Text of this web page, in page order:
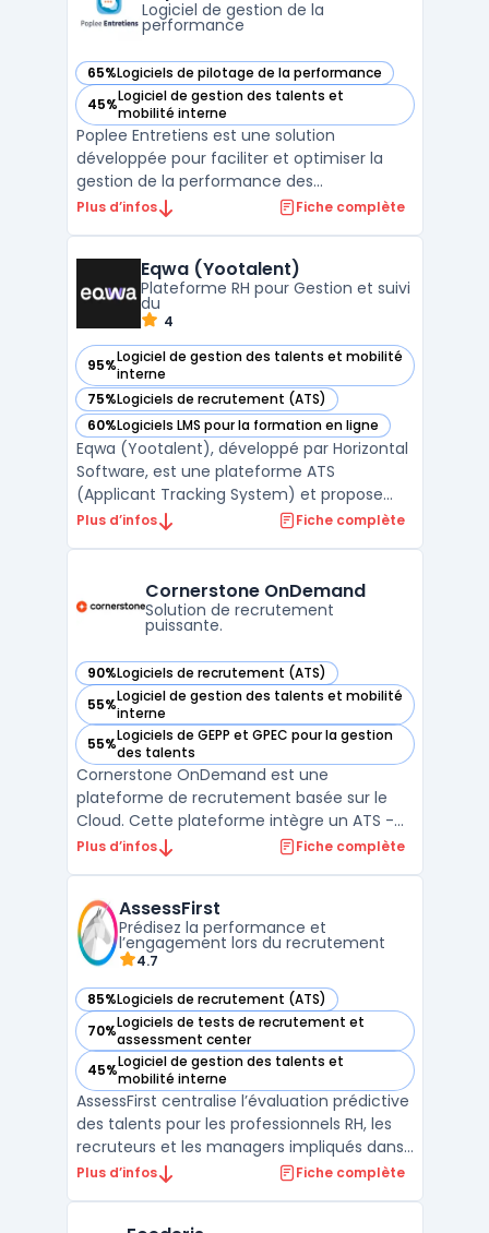
des processus d’administr ...
Logiciel de gestion de la
performance
65%Logiciels de pilotage de la performance
— voir Poplee Entretiens dans cette catégorie
45%Logiciel de gestion des talents et
mobilité interne
— voir Poplee Entretiens dans cette catégorie
Poplee Entretiens est une solution
développée pour faciliter et optimiser la
gestion de la performance des
collaborateurs au sein des entreprises. Il
professionnels. Que ce soit pour les
entretiens annuels, les éva ...
Plus d’infos Fiche complète
Eqwa (Yootalent)
Plateforme RH pour Gestion et suivi
du
4
95%Logiciel de gestion des talents et mobilité
interne
— voir Eqwa (Yootalent) dans cette catégorie
75%Logiciels de recrutement (ATS)
— voir Eqwa (Yootalent) dans cette catégorie
60%Logiciels LMS pour la formation en ligne
— voir Eqwa (Yootalent) dans cette catégorie
Eqwa (Yootalent), développé par Horizontal
Software, est une plateforme ATS
(Applicant Tracking System) et propose
donc des outils pour améliorer et suivre la
suivi de la performance, facilitant les
évaluations annuelles grâ ...
Plus d’infos Fiche complète
Cornerstone OnDemand
Solution de recrutement
puissante.
90%Logiciels de recrutement (ATS)
— voir Cornerstone OnDemand dans cette catégorie
55%Logiciel de gestion des talents et mobilité
interne
— voir Cornerstone OnDemand dans cette catégorie
55%Logiciels de GEPP et GPEC pour la gestion
des talents
— voir Cornerstone OnDemand dans cette catégorie
Cornerstone OnDemand est une
plateforme de recrutement basée sur le
Cloud. Cette plateforme intègre un ATS -
Applicant Tracking System pour la gestion
recrutement et de formation. En utilisant
Cornerstone OnDemand, l ...
Plus d’infos Fiche complète
AssessFirst
Prédisez la performance et
l’engagement lors du recrutement
4.7
85%Logiciels de recrutement (ATS)
— voir AssessFirst dans cette catégorie
70%Logiciels de tests de recrutement et
assessment center
— voir AssessFirst dans cette catégorie
45%Logiciel de gestion des talents et
mobilité interne
— voir AssessFirst dans cette catégorie
AssessFirst centralise l’évaluation prédictive
des talents pour les professionnels RH, les
recruteurs et les managers impliqués dans
le recrutement, la mobilité interne ou le
Plus d’infos Fiche complète